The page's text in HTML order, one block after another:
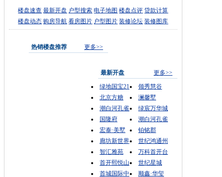
楼盘速查 最新开盘 户型搜索 电子地图 楼盘点评 贷款计算
楼盘动态 购房导航 看房图片 户型图片 装修论坛 装修图库
热销楼盘推荐 更多>>
最新开盘
更多>>
绿地国宝21
领秀慧谷
北京方糖
澜馨墅
潮白河孔雀
绿宸万华城
国隆府
潮白河孔雀
宏泰·美墅
铂铭郡
廊坊新世界
世纪鸿通州
智汇雅苑
万科首开台
首开熙悦山
世纪星城
首城国际中
顺鑫·华玺